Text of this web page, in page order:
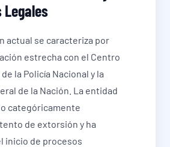
Legales
actual se caracteriza por
estrecha con el Centro
la Policía Nacional y la
de la Nación. La entidad
categóricamente
de extorsión y ha
inicio de procesos